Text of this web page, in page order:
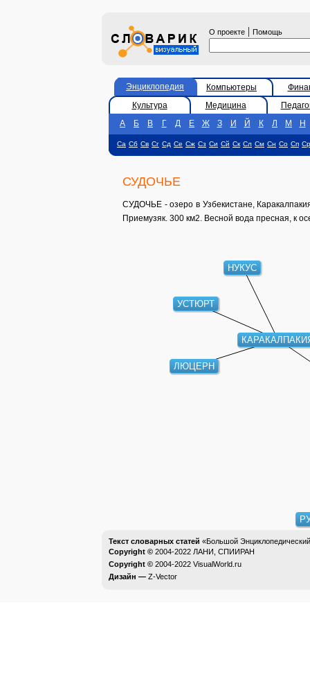
О проекте | Помощь
Энциклопедия Компьютеры
Культура
Медицина
А
Б В Г Д Е Ж З И Й К Л М Н
Са Сб Св Сг Сд Се Сж Сз Си Сй Ск Сл См Сн Со Сп Ср
СУДОЧЬЕ
СУДОЧЬЕ - озеро в Узбекистане,
Приемузяк. 300 км2. Весной вода пресная, к
УСТЮРТ
ЛЮЦЕРН
НУКУС
Текст словарных статей «Большой
Copyright © 2004-2022 ЛАНИ, СПИИРАН
Copyright © 2004-2022 VisualWorld.ru
Дизайн — Z-Vector